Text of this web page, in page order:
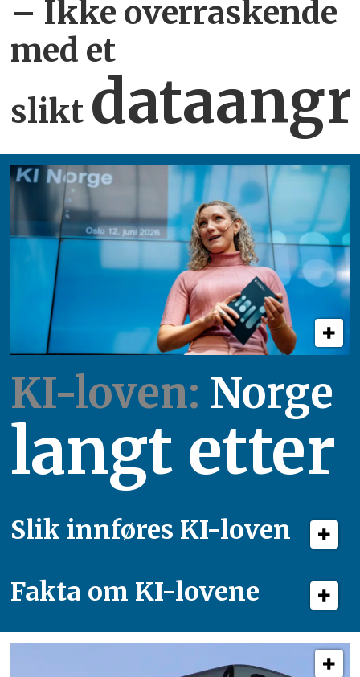
– Ikke overraskende
med et
slikt
KI-loven: Norge
langt etter
Slik innføres KI-loven
Fakta om KI-lovene